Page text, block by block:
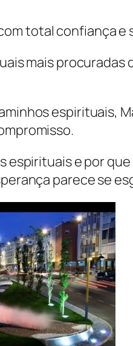
total confiança
mais
espirituais,
e por
parece se